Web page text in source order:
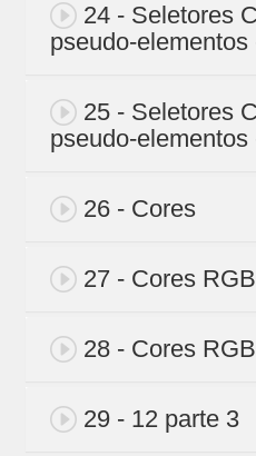
24 - Seletores
pseudo-elementos
25 - Seletores
pseudo-elementos
26 - Cores
27 - Cores
28 - Cores
29 - 12 parte 3